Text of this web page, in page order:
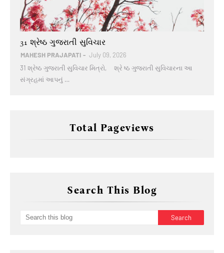
Gujarati Quotes
31 શ્રેષ્ઠ ગુજરાતી સુવિચાર
MAHESH PRAJAPATI
July 09, 2026
31 શ્રેષ્ઠ ગુજરાતી સુવિચાર મિત્રો, શ્રે ષ્ઠ ગુજરાતી સુવિચારના આ
સંગ્રહમાં આપનું …
Total Pageviews
Search This Blog